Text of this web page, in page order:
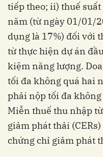
tiếp theo; ii) thuế
năm (từ ngày 01/01/
dụng là 17%) đối với
từ thực hiện dự án
kiệm năng lượng.
tối đa không quá hai
phải nộp tối đa
Miễn thuế thu nhập
giảm phát thải
chứng chỉ giảm phát